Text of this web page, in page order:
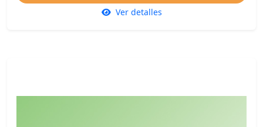
Ver detalles